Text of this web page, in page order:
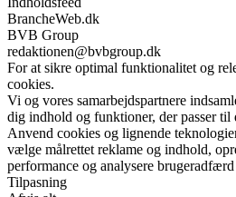
BrancheWeb.dk
BVB Group
redaktionen@bvbgroup.dk
For at sikre optimal funktionalitet og
cookies.
Vi og vores samarbejdspartnere
dig indhold og funktioner, der passer til
Anvend cookies og lignende
vælge målrettet reklame og indhold,
performance og analysere
Tilpasning